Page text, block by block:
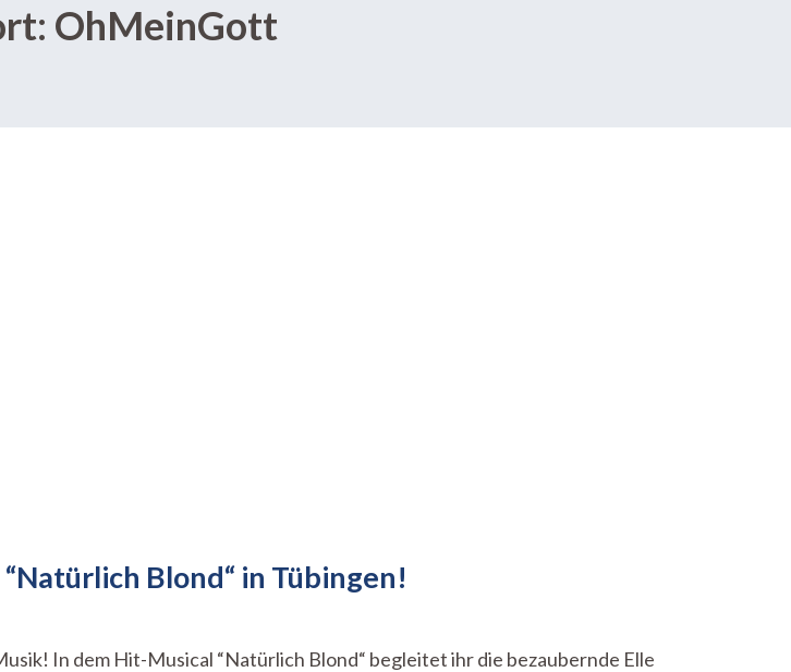
OhMeinGott
Blond“ in Tübingen!
In dem Hit-Musical “Natürlich Blond“ begleitet ihr die bezaubernde Elle